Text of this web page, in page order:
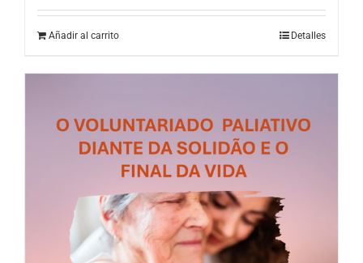
Añadir al carrito Detalles